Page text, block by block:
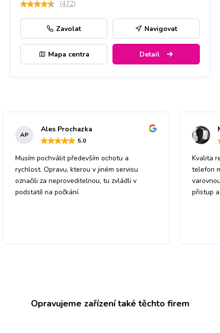
(472)
Zavolat Navigovat
Mapa centra Detail
AP
Ales Prochazka
5.0
Musím pochválit především ochotu a
rychlost. Opravu, kterou v jiném servisu
označili za neproveditelnou, tu zvládli v
podstatě na počkání.
Kvalita
telefon
přistup
Opravujeme zařízení také těchto firem